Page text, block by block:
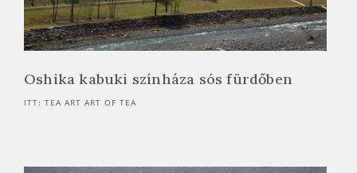
Oshika kabuki színháza sós fürdőben
ITT: TEA ART ART OF TEA